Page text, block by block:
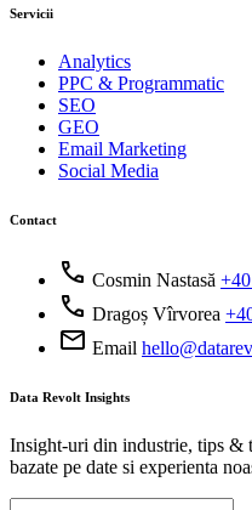
Servicii
Analytics
PPC & Programmatic
SEO
GEO
Email Marketing
Social Media
Contact
call Cosmin Nastasă
call Dragoș Vîrvorea
mail Email
Data Revolt Insights
Insight-uri din industrie, tips &
bazate pe date si experienta